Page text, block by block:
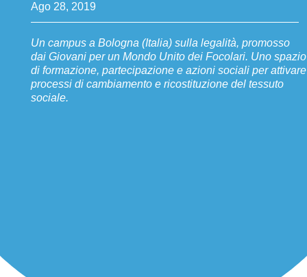
Ago 28, 2019
Un campus a Bologna (Italia) sulla legalità, promosso
dai Giovani per un Mondo Unito dei Focolari. Uno spazio
di formazione, partecipazione e azioni sociali per attivare
processi di cambiamento e ricostituzione del tessuto
sociale.